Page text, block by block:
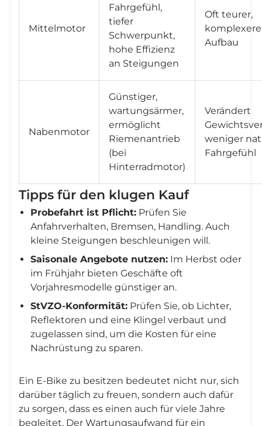
Mittelmotor
Fahrgefühl,
tiefer
Schwerpunkt,
hohe Effizienz
an Steigungen
Oft teurer,
Aufbau
Nabenmotor
Günstiger,
wartungsärmer,
ermöglicht
Riemenantrieb
(bei
Hinterradmotor)
Verändert
weniger
Fahrgefühl
Tipps für den klugen Kauf
Probefahrt ist Pflicht: Prüfen Sie
Anfahrverhalten, Bremsen, Handling. Auch
kleine Steigungen beschleunigen will.
Saisonale Angebote nutzen: Im Herbst oder
im Frühjahr bieten Geschäfte oft
Vorjahresmodelle günstiger an.
StVZO-Konformität: Prüfen Sie, ob Lichter,
Reflektoren und eine Klingel verbaut und
zugelassen sind, um die Kosten für eine
Nachrüstung zu sparen.
Ein E-Bike zu besitzen bedeutet nicht nur, sich
darüber täglich zu freuen, sondern auch dafür
zu sorgen, dass es einen auch für viele Jahre
begleitet. Der Wartungsaufwand für ein